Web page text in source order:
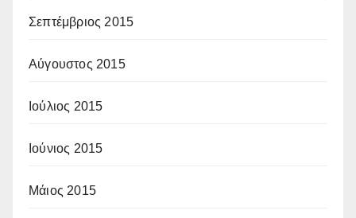
Σεπτέμβριος 2015
Αύγουστος 2015
Ιούλιος 2015
Ιούνιος 2015
Μάιος 2015